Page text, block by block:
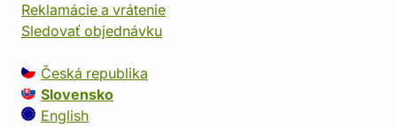
Reklamácie a vrátenie
Sledovať objednávku
Česká republika
Slovensko
English